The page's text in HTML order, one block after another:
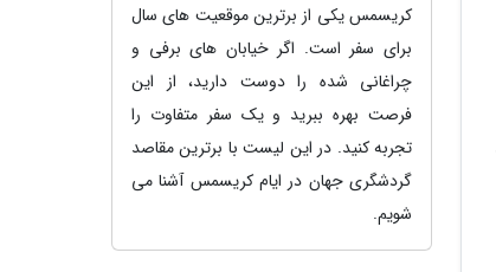
کریسمس یکی از برترین موقعیت های سال
برای سفر است. اگر خیابان های برفی و
چراغانی شده را دوست دارید، از این
فرصت بهره ببرید و یک سفر متفاوت را
تجربه کنید. در این لیست با برترین مقاصد
گردشگری جهان در ایام کریسمس آشنا می
شویم.